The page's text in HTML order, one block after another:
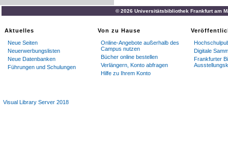
© 2026 Universitätsbibliothek Frankfurt am
Aktuelles
Neue Seiten
Neuerwerbungslisten
Neue Datenbanken
Führungen und Schulungen
Von zu Hause
Online-Angebote außerhalb des
Campus nutzen
Bücher online bestellen
Verlängern, Konto abfragen
Hilfe zu Ihrem Konto
Digitale
Frankfurter
Visual Library Server 2018